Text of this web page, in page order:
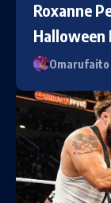
Roxanne
Halloween
Omarufaito